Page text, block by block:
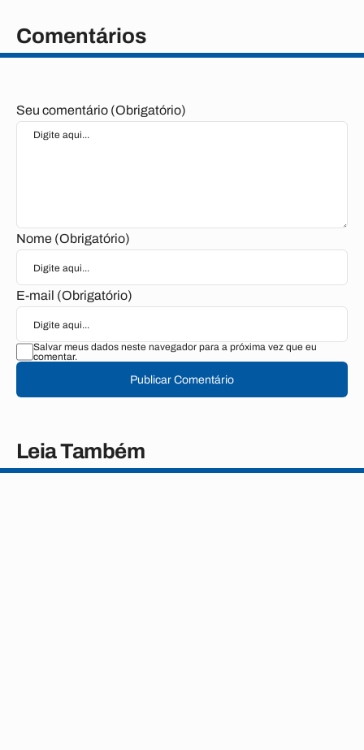
Comentários
Seu comentário (Obrigatório)
Nome (Obrigatório)
E-mail (Obrigatório)
Salvar meus dados neste navegador para a próxima vez que eu
comentar.
Publicar Comentário
Leia Também